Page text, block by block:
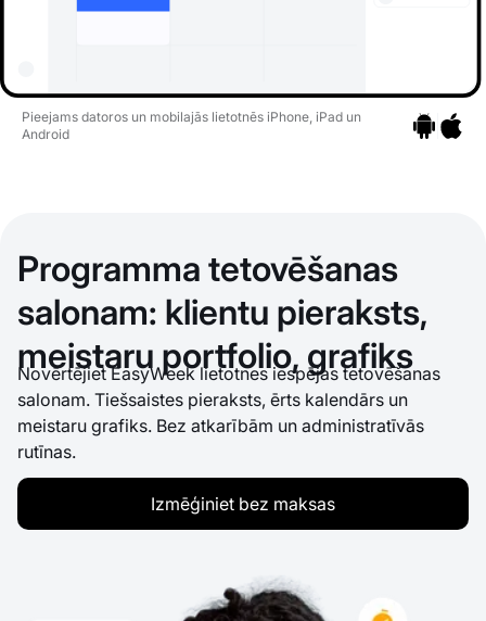
Pieejams datoros un mobilajās lietotnēs iPhone, iPad un
Android
Programma tetovēšanas
salonam: klientu pieraksts,
meistaru portfolio, grafiks
Novērtējiet EasyWeek lietotnes iespējas tetovēšanas
salonam. Tiešsaistes pieraksts, ērts kalendārs un
meistaru grafiks. Bez atkarībām un administratīvās
rutīnas.
Izmēģiniet bez maksas